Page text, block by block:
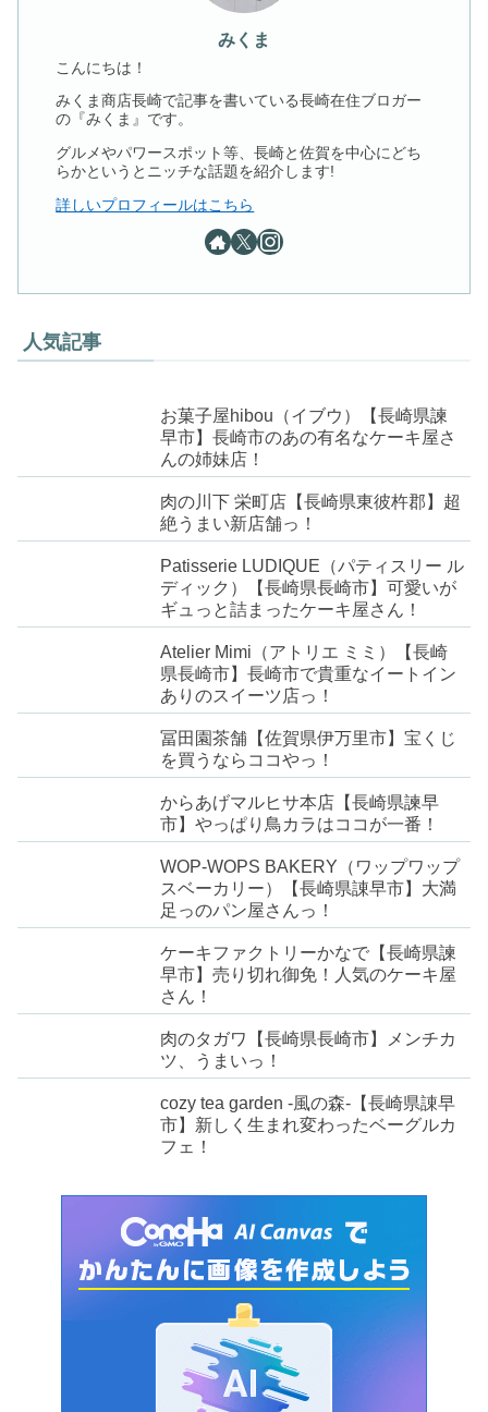
みくま
こんにちは！
みくま商店長崎で記事を書いている長崎在住ブロガー
の『みくま』です。
グルメやパワースポット等、長崎と佐賀を中心にどち
らかというとニッチな話題を紹介します!
詳しいプロフィールはこちら
人気記事
お菓子屋hibou（イブウ）【長崎県諫
早市】長崎市のあの有名なケーキ屋さ
んの姉妹店！
肉の川下 栄町店【長崎県東彼杵郡】超
絶うまい新店舗っ！
Patisserie LUDIQUE（パティスリー ル
ディック）【長崎県長崎市】可愛いが
ギュっと詰まったケーキ屋さん！
Atelier Mimi（アトリエ ミミ）【長崎
県長崎市】長崎市で貴重なイートイン
ありのスイーツ店っ！
冨田園茶舗【佐賀県伊万里市】宝くじ
を買うならココやっ！
からあげマルヒサ本店【長崎県諫早
市】やっぱり鳥カラはココが一番！
WOP-WOPS BAKERY（ワップワップ
スベーカリー）【長崎県諌早市】大満
足っのパン屋さんっ！
ケーキファクトリーかなで【長崎県諫
早市】売り切れ御免！人気のケーキ屋
さん！
肉のタガワ【長崎県長崎市】メンチカ
ツ、うまいっ！
cozy tea garden -風の森-【長崎県諌早
市】新しく生まれ変わったベーグルカ
フェ！